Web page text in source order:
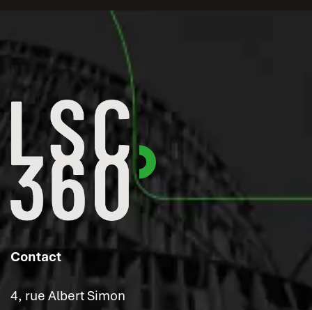
Contact
4, rue Albert Simon